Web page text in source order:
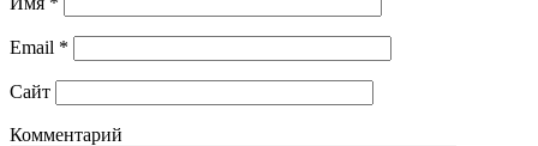
Email *
Сайт
Комментарий